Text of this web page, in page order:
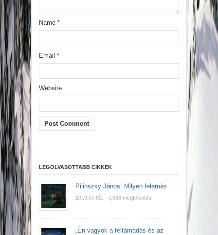
Name *
Email *
Website
LEGOLVASOTTABB CIKKEK
Pilinszky János: Milyen felemás
2019.07.02. - 7,336 megtekintés
„Én vagyok a feltámadás és az